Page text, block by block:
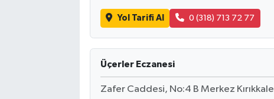
Yol Tarifi Al 0 (318) 713 72 77
Üçerler Eczanesi
Zafer Caddesi, No:4 B Merkez Kırıkkale